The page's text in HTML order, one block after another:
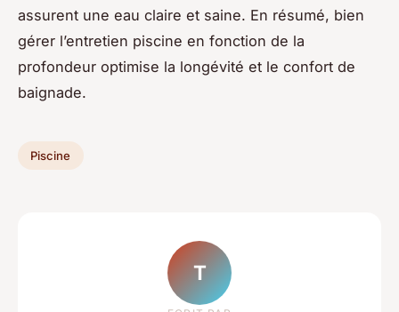
assurent une eau claire et saine. En résumé, bien
gérer l’entretien piscine en fonction de la
profondeur optimise la longévité et le confort de
baignade.
Piscine
T